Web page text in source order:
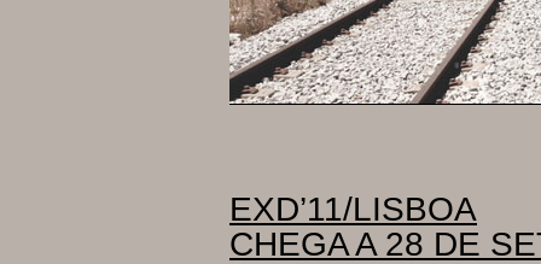
EXD’11/LISBOA
CHEGA A 28 DE